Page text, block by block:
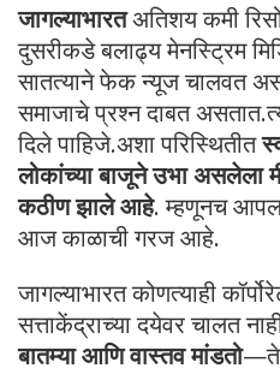
जागल्याभारतअतिशय कमी
दुसरीकडे बलाढ्य मेनस्ट्रिम
सातत्याने फेक न्यूज चालवत
समाजाचे प्रश्न दाबत
दिले पाहिजे.अशा परिस्थितीत
लोकांच्या बाजूने उभा असलेला
कठीण झाले आहे. म्हणूनच
आज काळाची गरज आहे.
जागल्याभारत कोणत्याही
सत्ताकेंद्राच्या दयेवर चालत
बातम्या आणि वास्तव मांडतो